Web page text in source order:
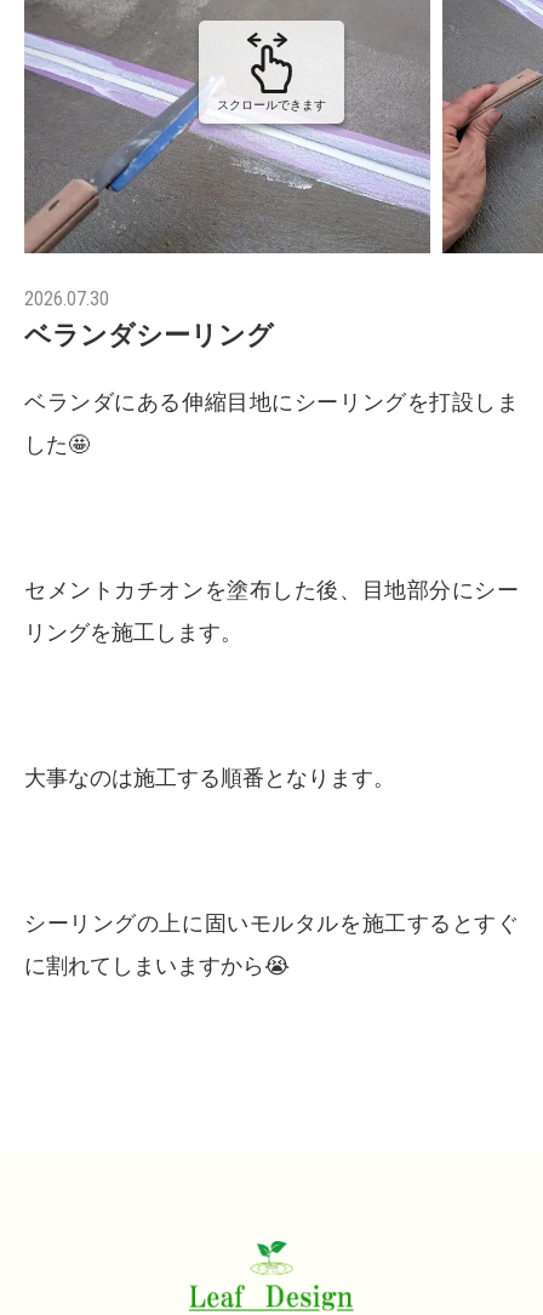
スクロールできます
2026.07.30
ベランダシーリング
ベランダにある伸縮目地にシーリングを打設しま
した🤩
セメントカチオンを塗布した後、目地部分にシー
リングを施工します。
大事なのは施工する順番となります。
シーリングの上に固いモルタルを施工するとすぐ
に割れてしまいますから😭